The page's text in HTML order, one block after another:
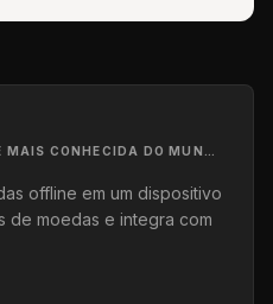
offline em um dispositivo
de moedas e integra com